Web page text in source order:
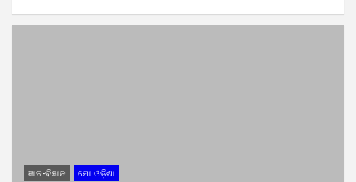
ଜ୍ଞାନ-ବିଜ୍ଞାନ ମୋ ଓଡ଼ିଶା